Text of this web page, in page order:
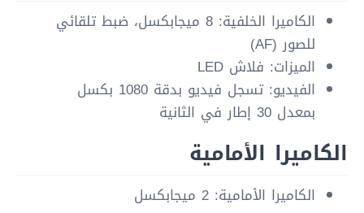
الكاميرا الخلفية: 8 ميجابكسل، ضبط تلقائي
للصور (AF)
الميزات: فلاش LED
الفيديو: تسجل فيديو بدقة 1080 بكسل
بمعدل 30 إطار في الثانية
الكاميرا الأمامية
الكاميرا الأمامية: 2 ميجابكسل